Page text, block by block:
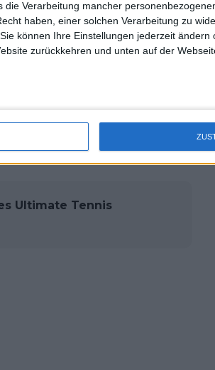
die Verarbeitung mancher
haben, einer solchen Verarbeitung zu
können Ihre Einstellungen jederzeit ändern
zurückkehren und unten auf der
dem australischen
nach Australien
er das Turnier angeht. Da
stammt, bedeutet
dem von Patrick
als nur um den
Ultimate Tennis